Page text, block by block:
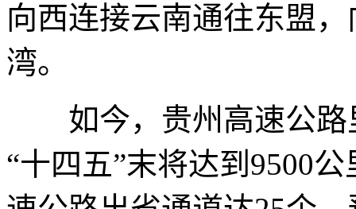
向西连接云南通往东盟
湾。
如今，贵州高速公路
“十四五”末将达到9500